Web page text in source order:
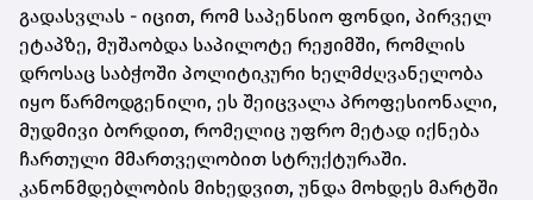
გადასვლას - იცით, რომ საპენსიო ფონდი, პირველ
ეტაპზე, მუშაობდა საპილოტე რეჟიმში, რომლის
დროსაც საბჭოში პოლიტიკური ხელმძღვანელობა
იყო წარმოდგენილი, ეს შეიცვალა პროფესიონალი,
მუდმივი ბორდით, რომელიც უფრო მეტად იქნება
ჩართული მმართველობით სტრუქტურაში.
კანონმდებლობის მიხედვით, უნდა მოხდეს მარტში